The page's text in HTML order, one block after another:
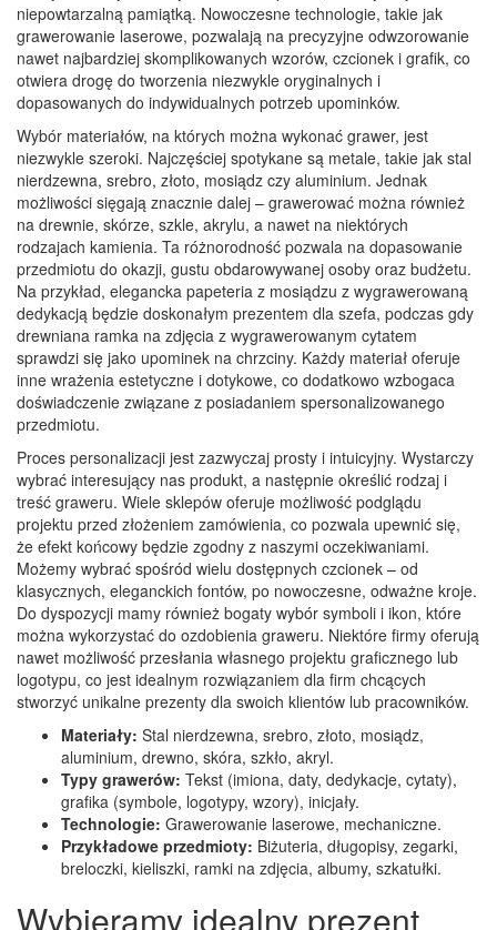
niepowtarzalną pamiątką. Nowoczesne technologie, takie jak
grawerowanie laserowe, pozwalają na precyzyjne odwzorowanie
nawet najbardziej skomplikowanych wzorów, czcionek i grafik, co
otwiera drogę do tworzenia niezwykle oryginalnych i
dopasowanych do indywidualnych potrzeb upominków.
Wybór materiałów, na których można wykonać grawer, jest
niezwykle szeroki. Najczęściej spotykane są metale, takie jak stal
nierdzewna, srebro, złoto, mosiądz czy aluminium. Jednak
możliwości sięgają znacznie dalej – grawerować można również
na drewnie, skórze, szkle, akrylu, a nawet na niektórych
rodzajach kamienia. Ta różnorodność pozwala na dopasowanie
przedmiotu do okazji, gustu obdarowywanej osoby oraz budżetu.
Na przykład, elegancka papeteria z mosiądzu z wygrawerowaną
dedykacją będzie doskonałym prezentem dla szefa, podczas gdy
drewniana ramka na zdjęcia z wygrawerowanym cytatem
sprawdzi się jako upominek na chrzciny. Każdy materiał oferuje
inne wrażenia estetyczne i dotykowe, co dodatkowo wzbogaca
doświadczenie związane z posiadaniem spersonalizowanego
przedmiotu.
Proces personalizacji jest zazwyczaj prosty i intuicyjny. Wystarczy
wybrać interesujący nas produkt, a następnie określić rodzaj i
treść graweru. Wiele sklepów oferuje możliwość podglądu
projektu przed złożeniem zamówienia, co pozwala upewnić się,
że efekt końcowy będzie zgodny z naszymi oczekiwaniami.
Możemy wybrać spośród wielu dostępnych czcionek – od
klasycznych, eleganckich fontów, po nowoczesne, odważne kroje.
Do dyspozycji mamy również bogaty wybór symboli i ikon, które
można wykorzystać do ozdobienia graweru. Niektóre firmy oferują
nawet możliwość przesłania własnego projektu graficznego lub
logotypu, co jest idealnym rozwiązaniem dla firm chcących
stworzyć unikalne prezenty dla swoich klientów lub pracowników.
Materiały: Stal nierdzewna, srebro, złoto, mosiądz,
aluminium, drewno, skóra, szkło, akryl.
Typy grawerów: Tekst (imiona, daty, dedykacje, cytaty),
grafika (symbole, logotypy, wzory), inicjały.
Technologie: Grawerowanie laserowe, mechaniczne.
Przykładowe przedmioty: Biżuteria, długopisy, zegarki,
breloczki, kieliszki, ramki na zdjęcia, albumy, szkatułki.
Wybieramy idealny prezent